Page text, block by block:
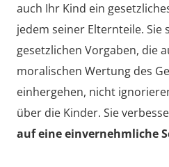
auch Ihr Kind ein
jedem seiner Elternteile. Sie
gesetzlichen Vorgaben, die
moralischen Wertung des
einhergehen, nicht
über die Kinder. Sie
auf eine einvernehmliche